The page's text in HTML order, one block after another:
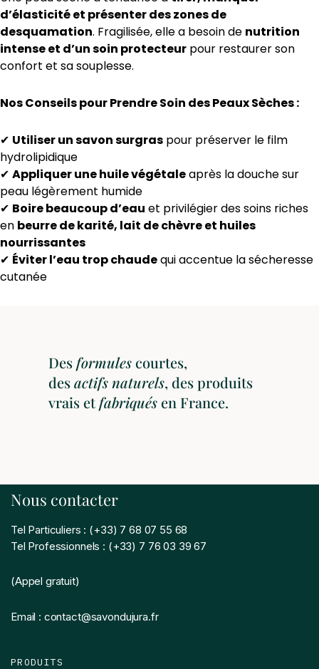
d’élasticité et présenter des zones de
desquamation. Fragilisée, elle a besoin de nutrition
intense et d’un soin protecteur pour restaurer son
confort et sa souplesse.
Nos Conseils pour Prendre Soin des Peaux Sèches :
✔ Utiliser un savon surgras pour préserver le film
hydrolipidique
✔ Appliquer une huile végétaleaprès la douche sur
peau légèrement humide
✔ Boire beaucoup d’eau et privilégier des soins riches
en beurre de karité, lait de chèvre et huiles
nourrissantes
✔ Éviter l’eau trop chaudequi accentue la sécheresse
cutanée
Desformulescourtes,
desactifsnaturels, des produits
vrais etfabriquésen France.
Nous contacter
Tel Particuliers : (+33) 7 68 07 55 68
Tel Professionnels : (+33) 7 76 03 39 67
(Appel gratuit)
Email : contact@savondujura.fr
PRODUITS